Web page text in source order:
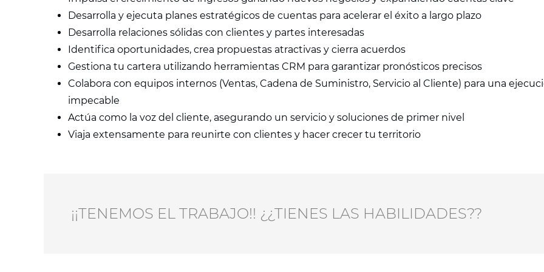
Desarrolla y ejecuta planes estratégicos de cuentas para acelerar el éxito a largo plazo
Desarrolla relaciones sólidas con clientes y partes interesadas
Identifica oportunidades, crea propuestas atractivas y cierra acuerdos
Gestiona tu cartera utilizando herramientas CRM para garantizar pronósticos precisos
Colabora con equipos internos (Ventas, Cadena de Suministro, Servicio al Cliente) para una
impecable
Actúa como la voz del cliente, asegurando un servicio y soluciones de primer nivel
Viaja extensamente para reunirte con clientes y hacer crecer tu territorio
¡¡TENEMOS EL TRABAJO!! ¿¿TIENES LAS HABILIDADES??